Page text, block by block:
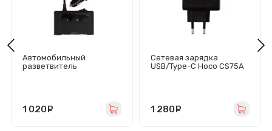
Автомобильный
разветвитель
1 020
Сетевая зарядка
USB/Type-C Hoco CS75A
1 280